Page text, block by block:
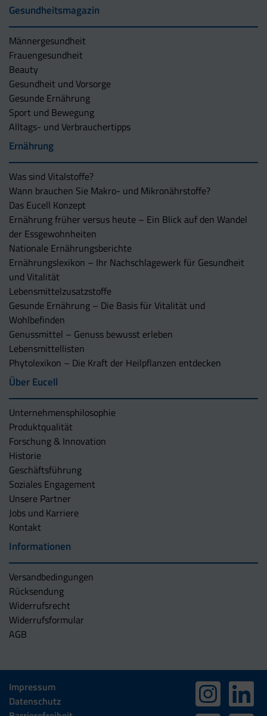
Gesundheitsmagazin
Männergesundheit
Frauengesundheit
Beauty
Gesundheit und Vorsorge
Gesunde Ernährung
Sport und Bewegung
Alltags- und Verbrauchertipps
Ernährung
Was sind Vitalstoffe?
Wann brauchen Sie Makro- und Mikronährstoffe?
Das Eucell Konzept
Ernährung früher versus heute – Ein Blick auf den Wandel
der Essgewohnheiten
Nationale Ernährungsberichte
Ernährungslexikon – Ihr Nachschlagewerk für Gesundheit
und Vitalität
Lebensmittelzusatzstoffe
Gesunde Ernährung – Die Basis für Vitalität und
Wohlbefinden
Genussmittel – Genuss bewusst erleben
Lebensmittellisten
Phytolexikon – Die Kraft der Heilpflanzen entdecken
Über Eucell
Unternehmens­philosophie
Produktqualität
Forschung & Innovation
Historie
Geschäftsführung
Soziales Engagement
Unsere Partner
Jobs und Karriere
Kontakt
Informationen
Versandbedingungen
Rücksendung
Widerrufsrecht
Widerrufsformular
AGB
Impressum
Datenschutz